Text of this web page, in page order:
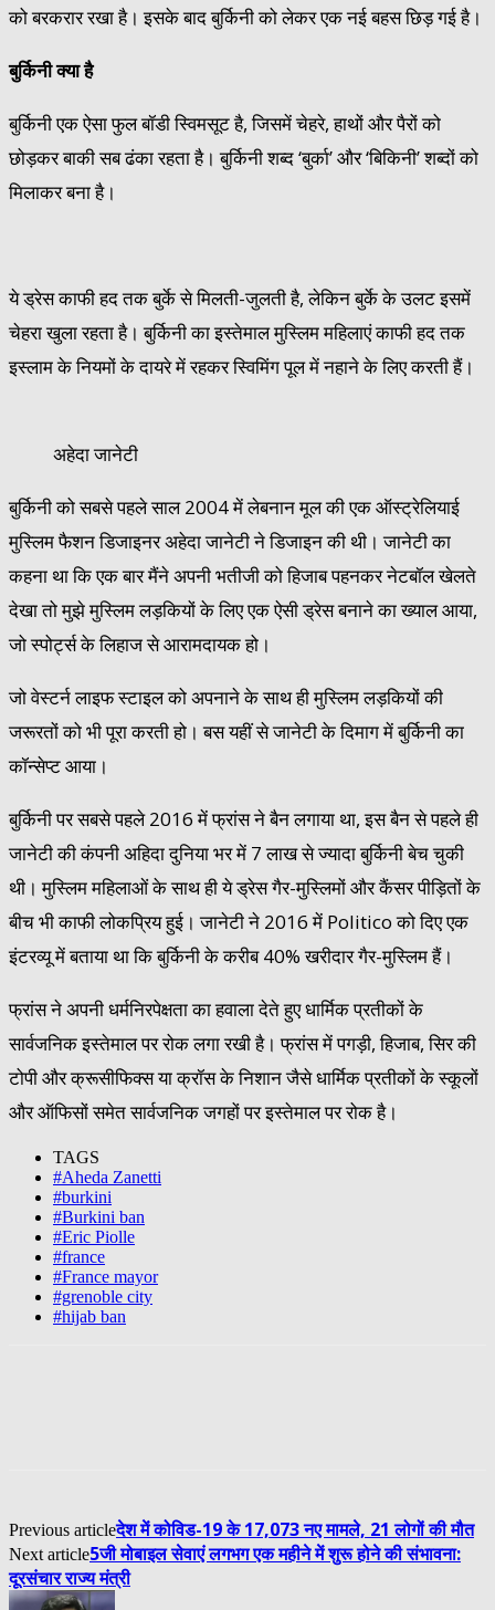
को बरकरार रखा है। इसके बाद बुर्किनी को लेकर एक नई बहस छिड़ गई है।
बुर्किनी क्या है
बुर्किनी एक ऐसा फुल बॉडी स्विमसूट है, जिसमें चेहरे, हाथों और पैरों को
छोड़कर बाकी सब ढंका रहता है। बुर्किनी शब्द ‘बुर्का’ और ‘बिकिनी’ शब्दों को
मिलाकर बना है।
ये ड्रेस काफी हद तक बुर्के से मिलती-जुलती है, लेकिन बुर्के के उलट इसमें
चेहरा खुला रहता है। बुर्किनी का इस्तेमाल मुस्लिम महिलाएं काफी हद तक
इस्लाम के नियमों के दायरे में रहकर स्विमिंग पूल में नहाने के लिए करती हैं।
अहेदा जानेटी
बुर्किनी को सबसे पहले साल 2004 में लेबनान मूल की एक ऑस्ट्रेलियाई
मुस्लिम फैशन डिजाइनर अहेदा जानेटी ने डिजाइन की थी। जानेटी का
कहना था कि एक बार मैंने अपनी भतीजी को हिजाब पहनकर नेटबॉल खेलते
देखा तो मुझे मुस्लिम लड़कियों के लिए एक ऐसी ड्रेस बनाने का ख्याल आया,
जो स्पोर्ट्स के लिहाज से आरामदायक हो।
जो वेस्टर्न लाइफ स्टाइल को अपनाने के साथ ही मुस्लिम लड़कियों की
जरूरतों को भी पूरा करती हो। बस यहीं से जानेटी के दिमाग में बुर्किनी का
कॉन्सेप्ट आया।
बुर्किनी पर सबसे पहले 2016 में फ्रांस ने बैन लगाया था, इस बैन से पहले ही
जानेटी की कंपनी अहिदा दुनिया भर में 7 लाख से ज्यादा बुर्किनी बेच चुकी
थी। मुस्लिम महिलाओं के साथ ही ये ड्रेस गैर-मुस्लिमों और कैंसर पीड़ितों के
बीच भी काफी लोकप्रिय हुई। जानेटी ने 2016 में Politico को दिए एक
इंटरव्यू में बताया था कि बुर्किनी के करीब 40% खरीदार गैर-मुस्लिम हैं।
फ्रांस ने अपनी धर्मनिरपेक्षता का हवाला देते हुए धार्मिक प्रतीकों के
सार्वजनिक इस्तेमाल पर रोक लगा रखी है। फ्रांस में पगड़ी, हिजाब, सिर की
टोपी और क्रूसीफिक्स या क्रॉस के निशान जैसे धार्मिक प्रतीकों के स्कूलों
और ऑफिसों समेत सार्वजनिक जगहों पर इस्तेमाल पर रोक है।
TAGS
#Aheda Zanetti
#burkini
#Burkini ban
#Eric Piolle
#france
#France mayor
#grenoble city
#hijab ban
Previous articleदेश में कोविड-19 के 17,073 नए मामले, 21 लोगों की मौत
Next article5जी मोबाइल सेवाएं लगभग एक महीने में शुरू होने की संभावना:
दूरसंचार राज्य मंत्री